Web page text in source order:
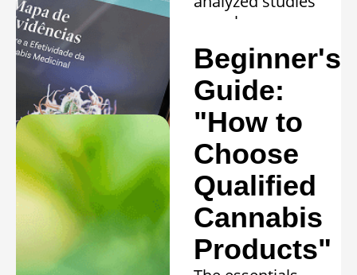
reveal proven
efficacy in 20
clinical
conditions.
Beginner's
Guide:
"How to
Choose
Qualified
Cannabis
Products"